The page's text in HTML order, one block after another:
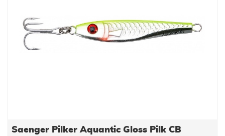
Saenger Pilker Aquantic Gloss Pilk CB